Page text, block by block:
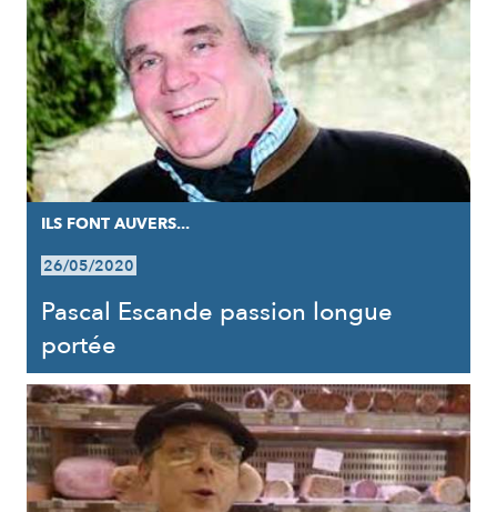
ILS FONT AUVERS...
26/05/2020
Pascal Escande passion longue
portée